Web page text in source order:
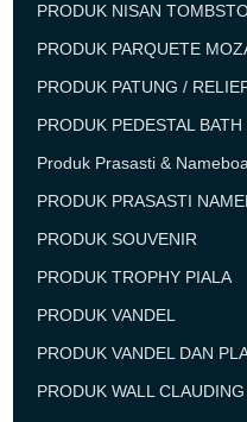
PRODUK NISAN
PRODUK PARQUETE
PRODUK PATUNG /
PRODUK PEDESTAL BATH
Produk Prasasti &
PRODUK PRASASTI
PRODUK SOUVENIR
PRODUK TROPHY PIALA
PRODUK VANDEL
PRODUK VANDEL DAN
PRODUK WALL CLAUDING